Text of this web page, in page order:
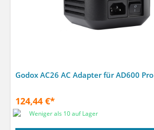
Godox AC26 AC Adapter für AD600 Pro
124,44 €*
Weniger als 10 auf Lager